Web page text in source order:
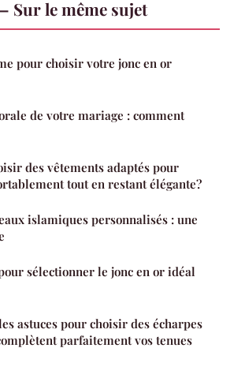
Sur le même sujet
pour choisir votre jonc en or
de votre mariage : comment
des vêtements adaptés pour
tout en restant élégante?
islamiques personnalisés : une
sélectionner le jonc en or idéal
astuces pour choisir des écharpes
parfaitement vos tenues